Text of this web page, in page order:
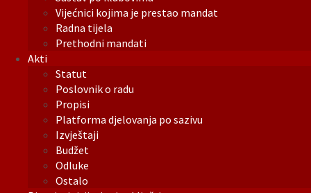
Vijećnici kojima je prestao mandat
Radna tijela
Prethodni mandati
Akti
Statut
Poslovnik o radu
Propisi
Platforma djelovanja po sazivu
Izvještaji
Budžet
Odluke
Ostalo